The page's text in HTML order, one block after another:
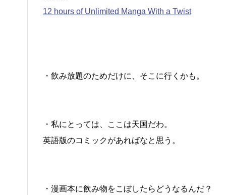
12 hours of Unlimited Manga With a Twist
・飲み放題のためだけに、そこに行くかも。
・私にとっては、ここは天国だわ。
英語版のコミックがあればなと思う。
・漫画本に飲み物をこぼしたらどうなるんだ？